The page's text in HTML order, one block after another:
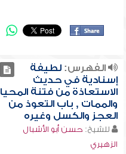
الفهرس:لطيفة
إسنادية في حديث
الاستعاذة من فتنة المحيا
والممات , باب التعوذ من
العجز والكسل وغيره
للشيخ: حسن أبو الأشبال
الزهيري